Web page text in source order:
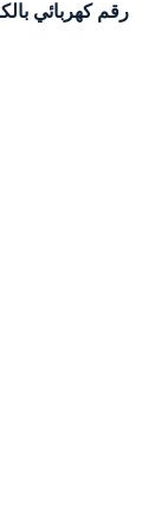
رقم كهربائي